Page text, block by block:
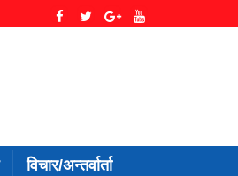
विचार/अन्तर्वार्ता